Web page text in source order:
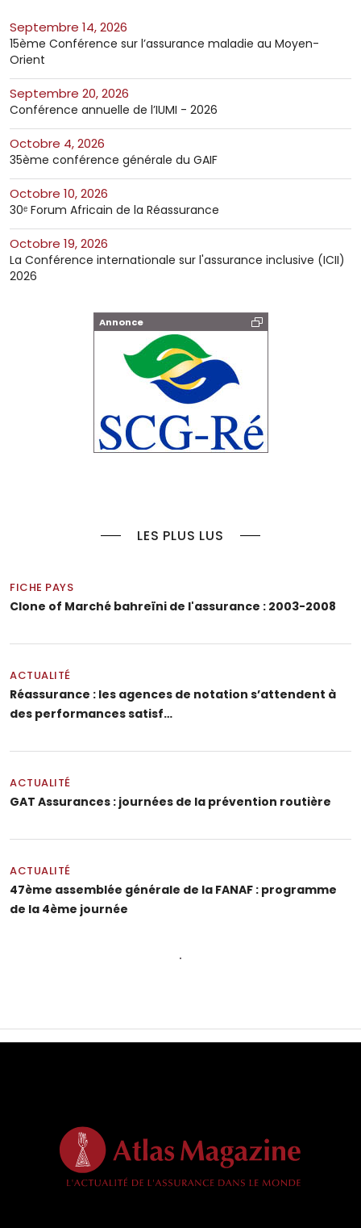
septembre 14, 2026
15ème Conférence sur l’assurance maladie au Moyen-
Orient
septembre 20, 2026
Conférence annuelle de l’IUMI - 2026
octobre 4, 2026
35ème conférence générale du GAIF
octobre 10, 2026
30ᵉ Forum Africain de la Réassurance
octobre 19, 2026
La Conférence internationale sur l'assurance inclusive (ICII)
2026
Annonce
LES PLUS LUS
FICHE PAYS
Clone of Marché bahreïni de l'assurance : 2003-2008
ACTUALITÉ
Réassurance : les agences de notation s’attendent à
des performances satisf…
ACTUALITÉ
GAT Assurances : journées de la prévention routière
ACTUALITÉ
47ème assemblée générale de la FANAF : programme
de la 4ème journée